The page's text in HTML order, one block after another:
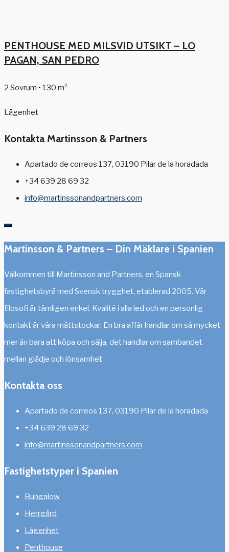
PENTHOUSE MED MILSVID UTSIKT – LO
PAGAN, SAN PEDRO
2 Sovrum • 130 m²
Lägenhet
Kontakta Martinsson & Partners
Apartado de correos 137, 03190 Pilar de la horadada
+34 639 28 69 32
info@martinssonandpartners.com
Martinsson & Partners – Din Mäklare i Spanien
Välkommen till Martinsson and Partners, en Spansk
fastighetsbyrå med Svensk trygghet, etablerad 2005. Vår
filosofi är tämligen enkel. Kvalité i alla led och en personlig
kontakt är våra måttstockar. En bra affär handlar om så mycket
mer än bara att köpa och sälja, det handlar om sambandet
mellan glädje och lönsamhet
Kontakta oss
Apartado de correos 137, 03190 Pilar de la horadada
+34 639 28 69 32
info@martinssonandpartners.com
Fastighetstyper i Spanien
Bungalow
Herrgård
Lägenhet
Penthouse